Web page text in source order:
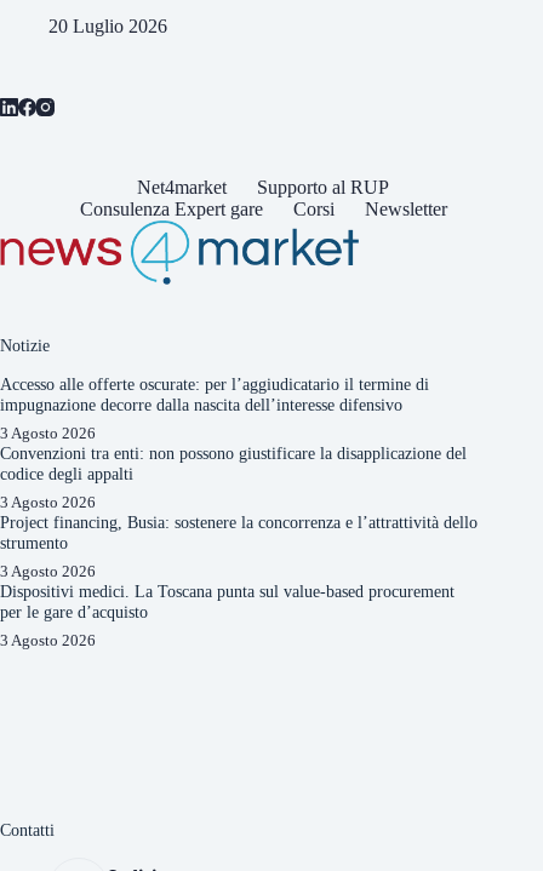
20 Luglio 2026
Net4market
Supporto al RUP
Consulenza Expert gare
Corsi Newsletter
Notizie
Accesso alle offerte oscurate: per l’aggiudicatario il termine di
impugnazione decorre dalla nascita dell’interesse difensivo
3 Agosto 2026
Convenzioni tra enti: non possono giustificare la disapplicazione del
codice degli appalti
3 Agosto 2026
Project financing, Busia: sostenere la concorrenza e l’attrattività dello
strumento
3 Agosto 2026
Dispositivi medici. La Toscana punta sul value-based procurement
per le gare d’acquisto
3 Agosto 2026
Contatti